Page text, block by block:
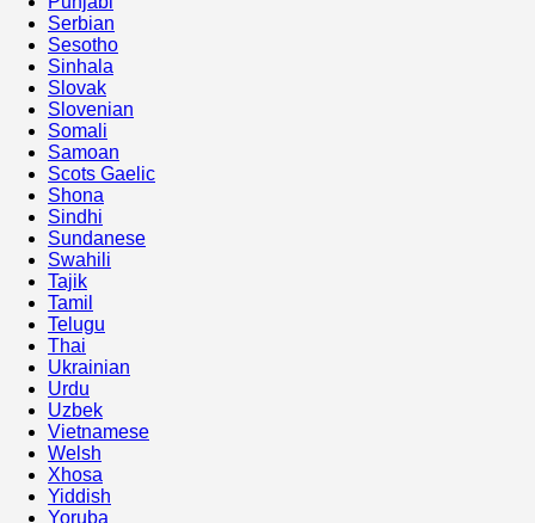
Serbian
Sesotho
Sinhala
Slovak
Slovenian
Somali
Samoan
Scots Gaelic
Shona
Sindhi
Sundanese
Swahili
Tajik
Tamil
Telugu
Thai
Ukrainian
Urdu
Uzbek
Vietnamese
Welsh
Xhosa
Yiddish
Yoruba